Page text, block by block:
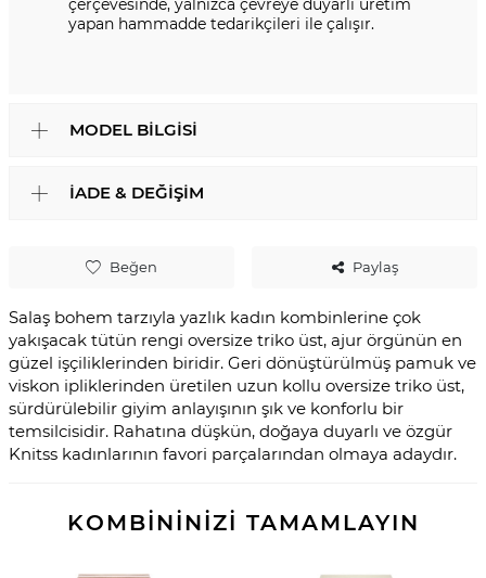
Beğen Paylaş
Salaş bohem tarzıyla yazlık kadın kombinlerine çok
yakışacak tütün rengi oversize triko üst, ajur örgünün en
güzel işçiliklerinden biridir. Geri dönüştürülmüş pamuk ve
viskon ipliklerinden üretilen uzun kollu oversize triko üst,
sürdürülebilir giyim anlayışının şık ve konforlu bir
temsilcisidir. Rahatına düşkün, doğaya duyarlı ve özgür
Knitss kadınlarının favori parçalarından olmaya adaydır.
çerçevesinde, yalnızca çevreye duyarlı üretim
yapan hammadde tedarikçileri ile çalışır.
MODEL BILGISI
İADE & DEĞIŞIM
KOMBİNİNİZİ TAMAMLAYIN